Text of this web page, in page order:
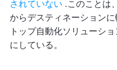
されていない .このことは
からデスティネーション
トップ自動化ソリューシ
にしている。